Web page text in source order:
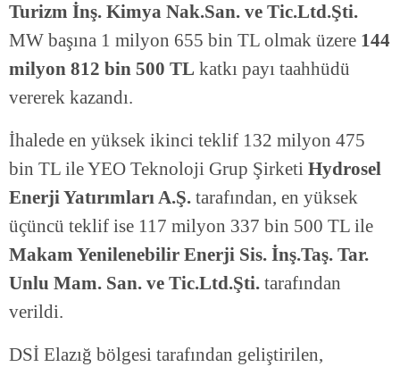
Turizm İnş. Kimya Nak.San. ve Tic.Ltd.Şti.
MW başına 1 milyon 655 bin TL olmak üzere 144
milyon 812 bin 500 TL katkı payı taahhüdü
vererek kazandı.
İhalede en yüksek ikinci teklif 132 milyon 475
bin TL ile YEO Teknoloji Grup Şirketi Hydrosel
Enerji Yatırımları A.Ş. tarafından, en yüksek
üçüncü teklif ise 117 milyon 337 bin 500 TL ile
Makam Yenilenebilir Enerji Sis. İnş.Taş. Tar.
Unlu Mam. San. ve Tic.Ltd.Şti. tarafından
verildi.
DSİ Elazığ bölgesi tarafından geliştirilen,